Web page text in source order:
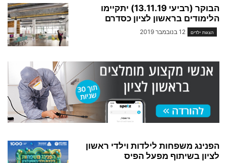
הבוקר (רביעי 13.11.19) יתקיימו
הלימודים בראשון לציון כסדרם
הצגות ילדים 12 בנובמבר 2019
הפנינג משפחות לילדות וילדי ראשון
לציון בשיתוף מפעל הפיס